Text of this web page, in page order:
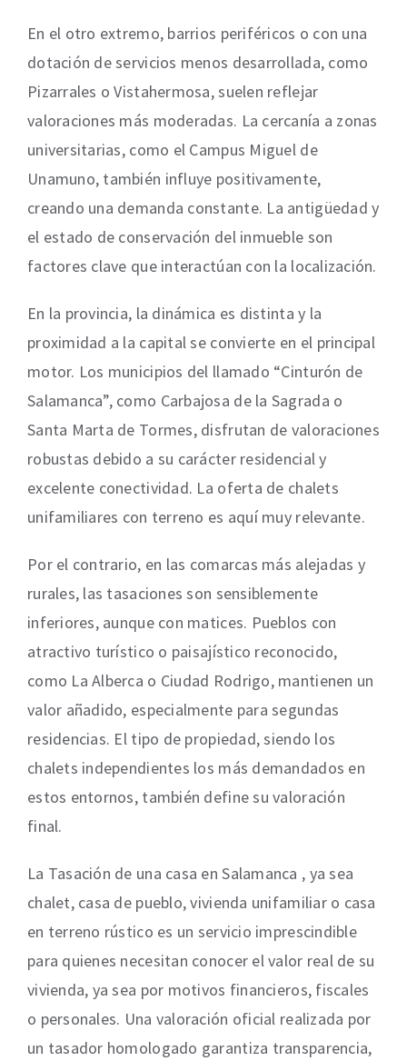
En el otro extremo, barrios periféricos o con una
dotación de servicios menos desarrollada, como
Pizarrales o Vistahermosa, suelen reflejar
valoraciones más moderadas. La cercanía a zonas
universitarias, como el Campus Miguel de
Unamuno, también influye positivamente,
creando una demanda constante. La antigüedad y
el estado de conservación del inmueble son
factores clave que interactúan con la localización.
En la provincia, la dinámica es distinta y la
proximidad a la capital se convierte en el principal
motor. Los municipios del llamado “Cinturón de
Salamanca”, como Carbajosa de la Sagrada o
Santa Marta de Tormes, disfrutan de valoraciones
robustas debido a su carácter residencial y
excelente conectividad. La oferta de chalets
unifamiliares con terreno es aquí muy relevante.
Por el contrario, en las comarcas más alejadas y
rurales, las tasaciones son sensiblemente
inferiores, aunque con matices. Pueblos con
atractivo turístico o paisajístico reconocido,
como La Alberca o Ciudad Rodrigo, mantienen un
valor añadido, especialmente para segundas
residencias. El tipo de propiedad, siendo los
chalets independientes los más demandados en
estos entornos, también define su valoración
final.
La Tasación de una casa en Salamanca , ya sea
chalet, casa de pueblo, vivienda unifamiliar o casa
en terreno rústico es un servicio imprescindible
para quienes necesitan conocer el valor real de su
vivienda, ya sea por motivos financieros, fiscales
o personales. Una valoración oficial realizada por
un tasador homologado garantiza transparencia,